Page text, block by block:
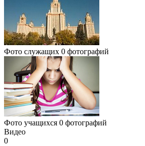
Фото служащих 0 фотографий
Фото учащихся 0 фотографий
Видео
0